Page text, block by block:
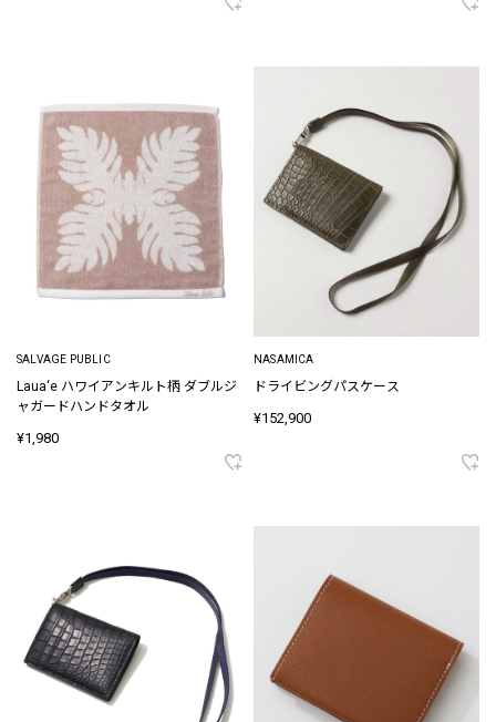
SALVAGE PUBLIC
Laua‘e ハワイアンキルト柄 ダブルジ
ャガードハンドタオル
¥1,980
NASAMICA
ドライビングパスケース
¥152,900